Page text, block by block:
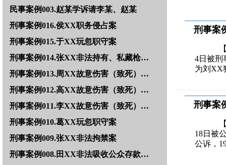
民事案例003.赵某学诉请李某、赵某
刑事案例016.侯XX职务侵占案
刑事案例015.于XX玩忽职守案
刑事案例014.张XX非法持有、私藏枪…
刑事案例013.周XX故意伤害（致死）…
刑事案例012.高XX故意伤害（致死）…
刑事案例011.李XX故意伤害（致死）…
刑事案例010.葛XX玩忽职守案
刑事案例009.张XX非法拘禁案
刑事案例008.田XX非法吸收公众存款…
刑事案
【
4日被刑
为刘XX
刑事案
【
18日被
公诉，